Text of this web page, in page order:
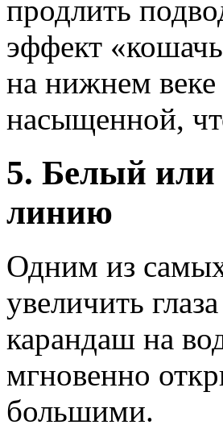
продлить
эффект
на нижнем
насыщенной,
5. Белый
линию
Одним из
увеличить
карандаш на
мгновенно
большими.